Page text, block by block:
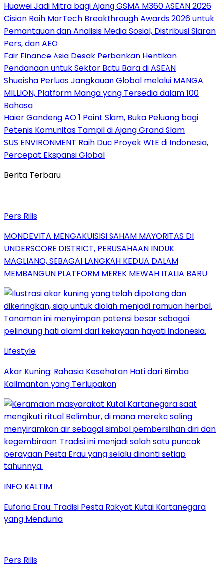
Huawei Jadi Mitra bagi Ajang GSMA M360 ASEAN 2026
Cision Raih MarTech Breakthrough Awards 2026 untuk
Pemantauan dan Analisis Media Sosial, Distribusi Siaran
Pers, dan AEO
Fair Finance Asia Desak Perbankan Hentikan
Pendanaan untuk Sektor Batu Bara di ASEAN
Shueisha Perluas Jangkauan Global melalui MANGA
MILLION, Platform Manga yang Tersedia dalam 100
Bahasa
Haier Gandeng AO 1 Point Slam, Buka Peluang bagi
Petenis Komunitas Tampil di Ajang Grand Slam
SUS ENVIRONMENT Raih Dua Proyek WtE di Indonesia,
Percepat Ekspansi Global
Berita Terbaru
Pers Rilis
MONDEVITA MENGAKUISISI SAHAM MAYORITAS DI
UNDERSCORE DISTRICT, PERUSAHAAN INDUK
MAGLIANO, SEBAGAI LANGKAH KEDUA DALAM
MEMBANGUN PLATFORM MEREK MEWAH ITALIA BARU
Lifestyle
Akar Kuning: Rahasia Kesehatan Hati dari Rimba
Kalimantan yang Terlupakan
INFO KALTIM
Euforia Erau: Tradisi Pesta Rakyat Kutai Kartanegara
yang Mendunia
Pers Rilis